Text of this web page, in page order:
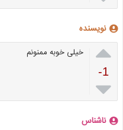
نویسنده

-1

خیلی خوبه ممنونم
ناشناس